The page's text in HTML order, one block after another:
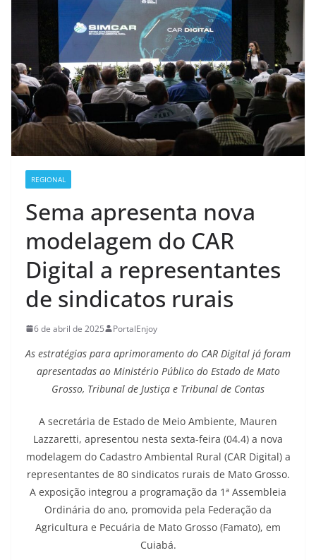
REGIONAL
Sema apresenta nova
modelagem do CAR
Digital a representantes
de sindicatos rurais
6 de abril de 2025 PortalEnjoy
As estratégias para aprimoramento do CAR Digital já foram
apresentadas ao Ministério Público do Estado de Mato
Grosso, Tribunal de Justiça e Tribunal de Contas
A secretária de Estado de Meio Ambiente, Mauren
Lazzaretti, apresentou nesta sexta-feira (04.4) a nova
modelagem do Cadastro Ambiental Rural (CAR Digital) a
representantes de 80 sindicatos rurais de Mato Grosso.
A exposição integrou a programação da 1ª Assembleia
Ordinária do ano, promovida pela Federação da
Agricultura e Pecuária de Mato Grosso (Famato), em
Cuiabá.